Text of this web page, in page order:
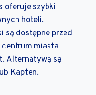
oferuje szybki
hoteli.
są dostępne przed
miasta
Alternatywą są
Kapten.